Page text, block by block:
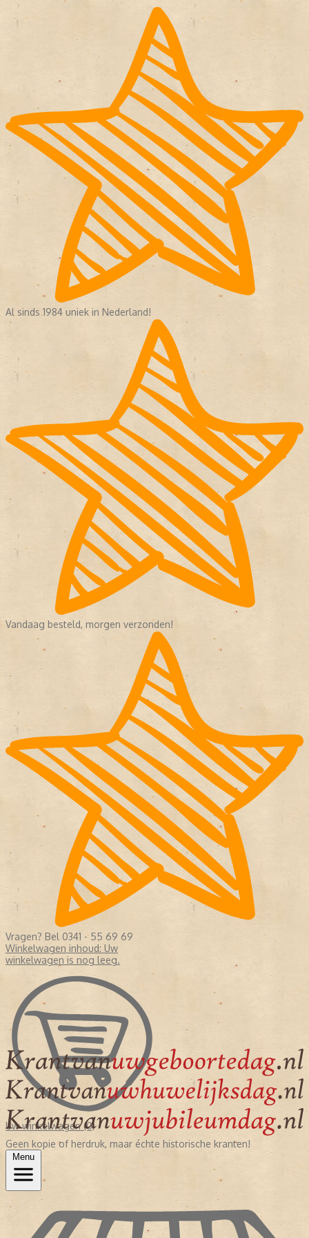
Al sinds 1984 uniek in Nederland!
Vandaag besteld, morgen verzonden!
Vragen? Bel 0341 - 55 69 69
Winkelwagen inhoud: Uw
winkelwagen is nog leeg.
Uw winkelwagen (0)
Geen kopie of herdruk, maar échte historische kranten!
Menu